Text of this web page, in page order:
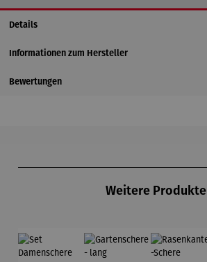
Details
Informationen zum Hersteller
Bewertungen
Weitere Produkte